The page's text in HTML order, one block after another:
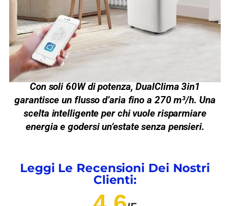
Con soli60W di potenza, DualClima 3in1
garantisce un flusso d’aria fino a 270 m³/h. Una
scelta intelligente per chi vuole risparmiare
energia e godersi un’estate senza pensieri.
Leggi Le Recensioni Dei Nostri
Clienti: